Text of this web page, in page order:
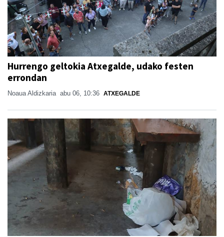
Hurrengo geltokia Atxegalde, udako festen
errondan
Noaua Aldizkaria abu 06, 10:36 ATXEGALDE